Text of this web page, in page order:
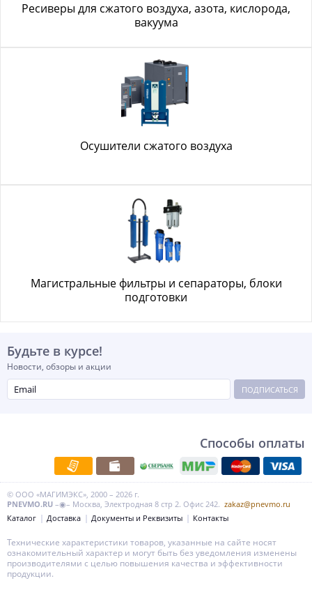
Ресиверы для сжатого воздуха, азота, кислорода,
вакуума
Осушители сжатого воздуха
Магистральные фильтры и сепараторы, блоки
подготовки
Будьте в курсе!
Новости, обзоры и акции
ПОДПИСАТЬСЯ
Способы оплаты
© ООО «МАГИМЭКС», 2000 – 2026 г.
PNEVMO.RU –◉– Москва, Электродная 8 стр 2. Офис 242. zakaz@pnevmo.ru
Каталог
Доставка Документы и Реквизиты Контакты
Технические характеристики товаров, указанные на сайте носят
ознакомительный характер и могут быть без уведомления изменены
производителями с целью повышения качества и эффективности
продукции.